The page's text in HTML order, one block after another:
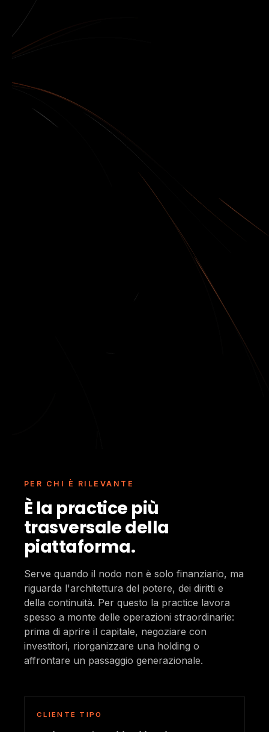
PER CHI È RILEVANTE
È la practice più
trasversale della
piattaforma.
Serve quando il nodo non è solo finanziario, ma
riguarda l'architettura del potere, dei diritti e
della continuità. Per questo la practice lavora
spesso a monte delle operazioni straordinarie:
prima di aprire il capitale, negoziare con
investitori, riorganizzare una holding o
affrontare un passaggio generazionale.
CLIENTE TIPO